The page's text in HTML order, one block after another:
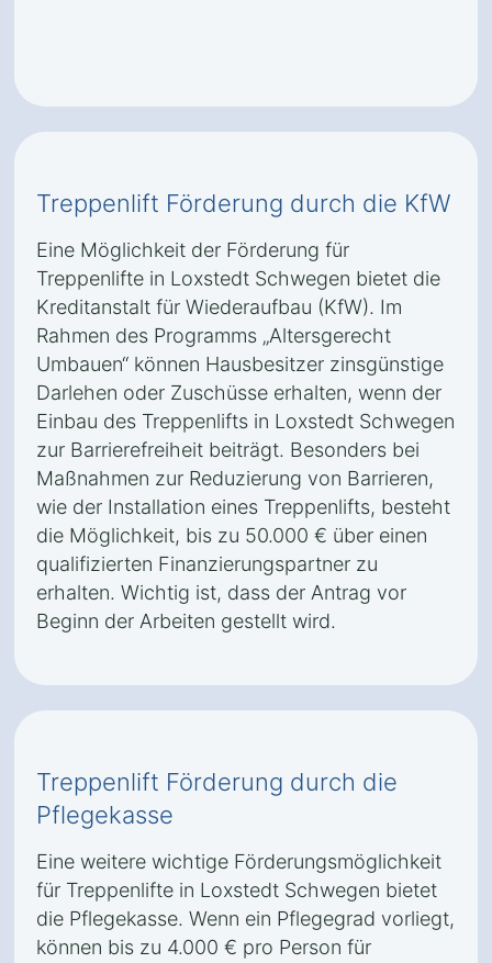
Treppenlift Förderung durch die KfW
Eine Möglichkeit der Förderung für
Treppenlifte in Loxstedt Schwegen bietet die
Kreditanstalt für Wiederaufbau (KfW). Im
Rahmen des Programms „Altersgerecht
Umbauen“ können Hausbesitzer zinsgünstige
Darlehen oder Zuschüsse erhalten, wenn der
Einbau des Treppenlifts in Loxstedt Schwegen
zur Barrierefreiheit beiträgt. Besonders bei
Maßnahmen zur Reduzierung von Barrieren,
wie der Installation eines Treppenlifts, besteht
die Möglichkeit, bis zu 50.000 € über einen
qualifizierten Finanzierungspartner zu
erhalten. Wichtig ist, dass der Antrag vor
Beginn der Arbeiten gestellt wird.
Treppenlift Förderung durch die
Pflegekasse
Eine weitere wichtige Förderungsmöglichkeit
für Treppenlifte in Loxstedt Schwegen bietet
die Pflegekasse. Wenn ein Pflegegrad vorliegt,
können bis zu 4.000 € pro Person für